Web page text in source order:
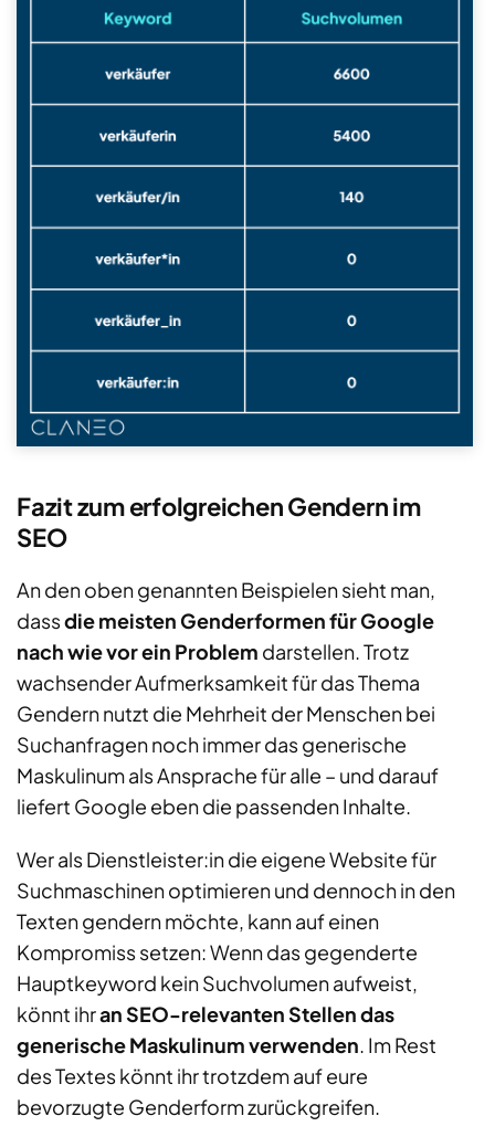
Fazit zum erfolgreichen Gendern im
SEO
An den oben genannten Beispielen sieht man,
dassdie meisten Genderformen für Google
nach wie vor ein Problem darstellen. Trotz
wachsender Aufmerksamkeit für das Thema
Gendern nutzt die Mehrheit der Menschen bei
Suchanfragen noch immer das generische
Maskulinum als Ansprache für alle – und darauf
liefert Google eben die passenden Inhalte.
Wer als Dienstleister:in die eigene Website für
Suchmaschinen optimieren und dennoch in den
Texten gendern möchte, kann auf einen
Kompromiss setzen: Wenn das gegenderte
Hauptkeyword kein Suchvolumen aufweist,
könnt ihran SEO-relevanten Stellen das
generische Maskulinum verwenden. Im Rest
des Textes könnt ihr trotzdem auf eure
bevorzugte Genderform zurückgreifen.